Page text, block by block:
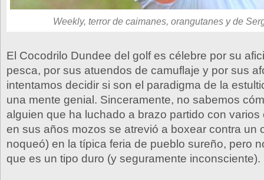
Weekly, terror de caimanes, orangutanes y de
El Cocodrilo Dundee del golf es célebre por su
pesca, por sus atuendos de camuflaje y por sus
intentamos decidir si son el paradigma de la
una mente genial. Sinceramente, no sabemos
alguien que ha luchado a brazo partido con
en sus años mozos se atrevió a boxear contra un
noqueó) en la típica feria de pueblo sureño, pero
que es un tipo duro (y seguramente inconsciente).